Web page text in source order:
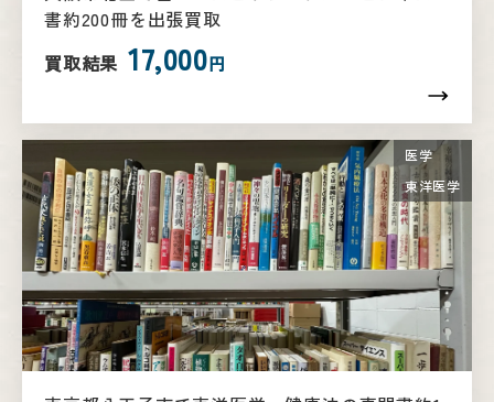
書約200冊を出張買取
買取結果 17,000円
医学
東洋医学